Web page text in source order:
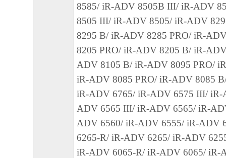
10．分離可能性
本契約書のいずれかの条項またはその一部
効であると決定された場合でも、その他の
効に存続するものとします。
キヤノン株式会社
No.022774
8585/ iR-ADV 8505B III/ iR-ADV
8505 III/ iR-ADV 8505/ iR-ADV
8295 B/ iR-ADV 8285 PRO/ iR-
8205 PRO/ iR-ADV 8205 B/ iR-
ADV 8105 B/ iR-ADV 8095 PRO/
iR-ADV 8085 PRO/ iR-ADV 8085
iR-ADV 6765/ iR-ADV 6575 III/ iR-
ADV 6565 III/ iR-ADV 6565/ iR-
ADV 6560/ iR-ADV 6555/ iR-ADV
6265-R/ iR-ADV 6265/ iR-ADV
iR-ADV 6065-R/ iR-ADV 6065/ iR-